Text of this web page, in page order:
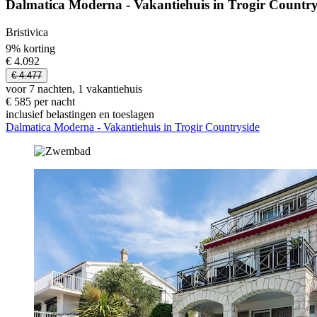
Dalmatica Moderna - Vakantiehuis in Trogir
Bristivica
9% korting
€ 4.092
€ 4.477
voor 7 nachten, 1 vakantiehuis
€ 585 per nacht
inclusief belastingen en toeslagen
Dalmatica Moderna - Vakantiehuis in Trogir Countryside